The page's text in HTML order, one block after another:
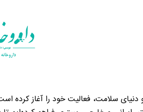
سلامت، فعالیت خود را آغاز کرده